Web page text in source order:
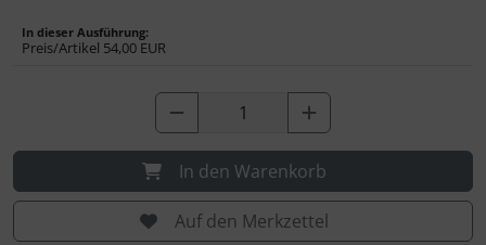
In dieser Ausführung:
Preis/Artikel 54,00 EUR
In den Warenkorb
Auf den Merkzettel
Schrauben, Muttern & Co.
Schutztaschen Interieur
Tapes und Tuning